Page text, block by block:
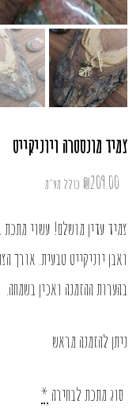
צמיד מונסטרה ויוניקייט
₪209.00 כולל מע"מ
צמיד עדין מושלם! עשוי
בהערות ההזמנה ואכין בשמחה.
ניתן להזמנה מראש
סוג מתכת לבחירה *